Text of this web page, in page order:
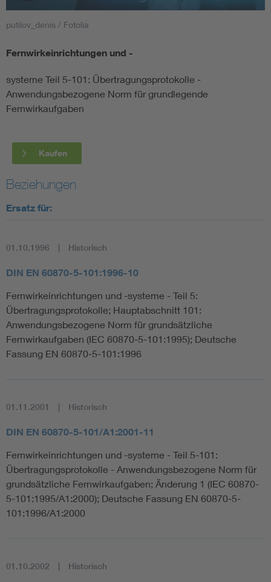
Smart Cities
DKE Fachinformationen im Kontext der Normung
Blitzschutz: DIN EN 62305 in der Übersicht
Cybersecurity in der Industrieautomatisierung
DIN VDE 0100 für sichere Elektroinstallationen
putilov_denis / Fotolia
Fernwirkeinrichtungen und -
systeme Teil 5-101: Übertragungsprotokolle -
Anwendungsbezogene Norm für grundlegende
Fernwirkaufgaben
Kaufen
Beziehungen
Ersatz für:
01.10.1996 Historisch
DIN EN 60870-5-101:1996-10
Fernwirkeinrichtungen und -systeme - Teil 5:
Übertragungsprotokolle; Hauptabschnitt 101:
Anwendungsbezogene Norm für grundsätzliche
Fernwirkaufgaben (IEC 60870-5-101:1995); Deutsche
Fassung EN 60870-5-101:1996
01.11.2001 Historisch
DIN EN 60870-5-101/A1:2001-11
Fernwirkeinrichtungen und -systeme - Teil 5-101:
Übertragungsprotokolle - Anwendungsbezogene Norm für
grundsätzliche Fernwirkaufgaben; Änderung 1 (IEC 60870-
5-101:1995/A1:2000); Deutsche Fassung EN 60870-5-
101:1996/A1:2000
01.10.2002 Historisch